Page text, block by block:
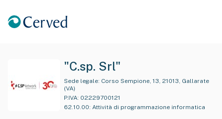
"C.sp. Srl"
Sede legale:
(VA)
P.IVA: 02229700121
62.10.00: Attività di programmazione informatica